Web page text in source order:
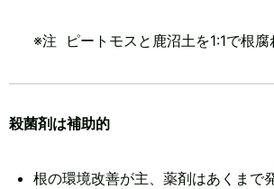
※注 ピートモスと鹿沼土を1:1で根腐
殺菌剤は補助的
根の環境改善が主、薬剤はあくまで